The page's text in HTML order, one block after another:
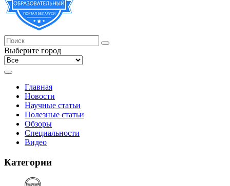
Выберите город
Главная
Новости
Научные статьи
Полезные статьи
Обзоры
Специальности
Видео
Категории